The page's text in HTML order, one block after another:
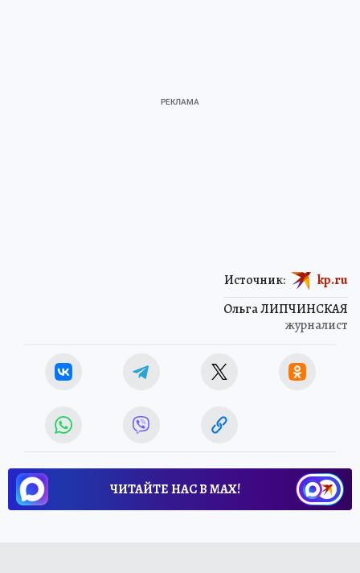
Ольга ЛИПЧИНСКАЯ
журналист
Источник: kp.ru
ЧИТАЙТЕ НАС В МАХ!